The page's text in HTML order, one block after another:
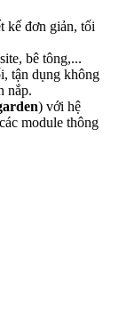
kế đơn giản, tối
bê tông,...
tận dụng không
nắp.
) với hệ
module thông